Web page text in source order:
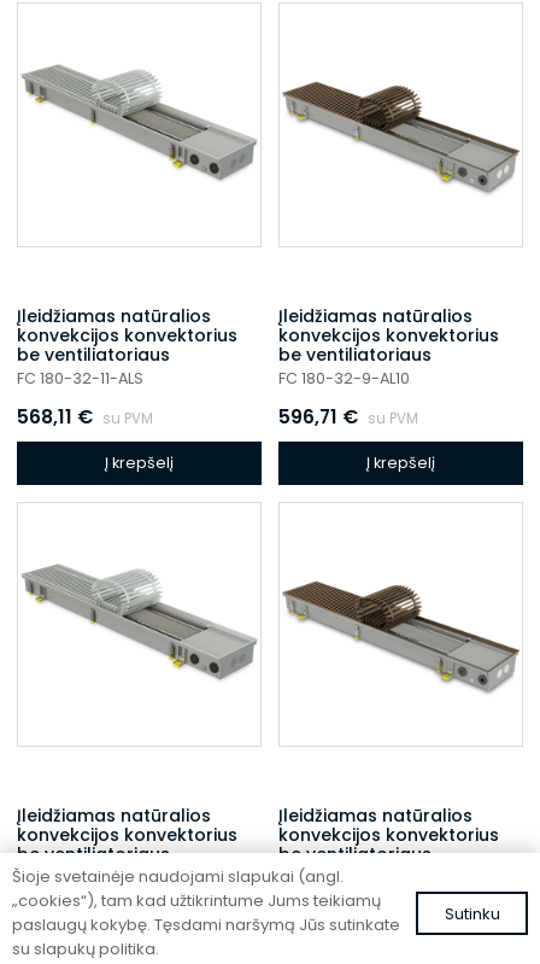
Įleidžiamas natūralios
konvekcijos konvektorius
be ventiliatoriaus
FC 180-32-11-ALS
568,11 € su PVM
Į krepšelį
Įleidžiamas natūralios
konvekcijos konvektorius
be ventiliatoriaus
FC 180-32-9-AL10
596,71 € su PVM
Į krepšelį
Įleidžiamas natūralios
konvekcijos konvektorius
be ventiliatoriaus
FC 180-32-9-ALS
565,99€ su PVM
Įleidžiamas natūralios
konvekcijos konvektorius
be ventiliatoriaus
FC 180-22-15-AL10
560,00€ su PVM
Šioje svetainėje naudojami slapukai (angl.
„cookies“), tam kad užtikrintume Jums teikiamų
paslaugų kokybę. Tęsdami naršymą Jūs sutinkate
su slapukų politika.
Sutinku